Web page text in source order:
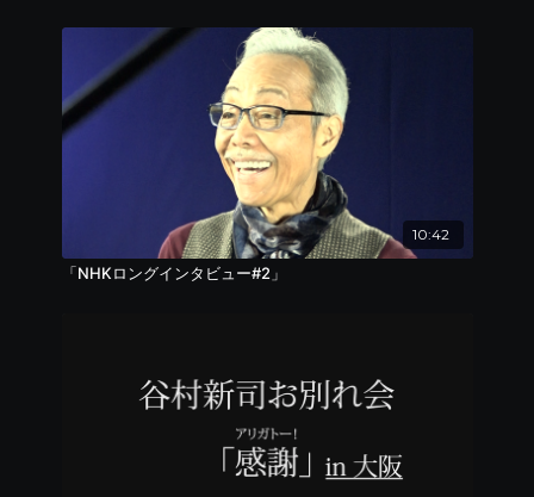
10:42
「NHKロングインタビュー#2」